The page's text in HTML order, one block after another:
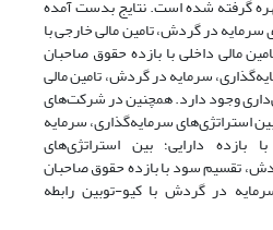
گرفته شده است. نتایج بدست آمده
در گردش، تامین مالی خارجی با
مالی داخلی با بازده حقوق صاحبان
سرمایه در گردش، تامین مالی
وجود دارد. همچنین در شرکت‌های
استراتژی‌های سرمایه‌گذاری، سرمایه
دارایی؛ بین استراتژی‌های
تقسیم سود با بازده حقوق صاحبان
در گردش با کیو-توبین رابطه